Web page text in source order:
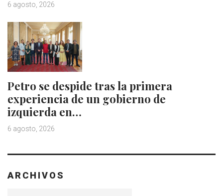
6 agosto, 2026
Petro se despide tras la primera
experiencia de un gobierno de
izquierda en…
6 agosto, 2026
ARCHIVOS